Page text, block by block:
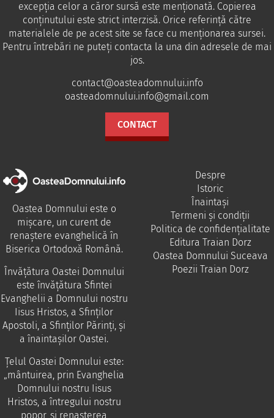
excepția celor a căror sursă este menționată. Copierea
conținutului este strict interzisă. Orice referință către
materialele de pe acest site se face cu menționarea sursei.
Pentru întrebări ne puteţi contacta la una din adresele de mai
jos.
contact@oasteadomnului.info
oasteadomnului.info@gmail.com
CONTACT
Oastea Domnului este o
mișcare, un curent de
renaștere evanghelică în
Biserica Ortodoxă Română.
Învăţătura Oastei Domnului
este învăţătura Sfintei
Evanghelii a Domnului nostru
Iisus Hristos, a Sfinţilor
Apostoli, a Sfinţilor Părinţi, şi
a înaintaşilor Oastei.
Ţelul Oastei Domnului este:
„mântuirea, prin Evanghelia
Domnului nostru Iisus
Hristos, a întregului nostru
popor, şi renaşterea
Despre
Istoric
Înaintași
Termeni și condiții
Politica de confidențialitate
Editura Traian Dorz
Oastea Domnului Suceava
Poezii Traian Dorz